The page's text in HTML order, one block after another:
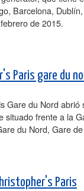
Barcelona,
de 2015.
Paris gare du
Gare du Nord abrió
situado frente a la
du Nord, Gare
Paris